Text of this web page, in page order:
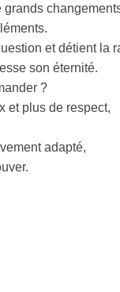
grands
et détient la
son éternité.
?
et plus de respect,
adapté,